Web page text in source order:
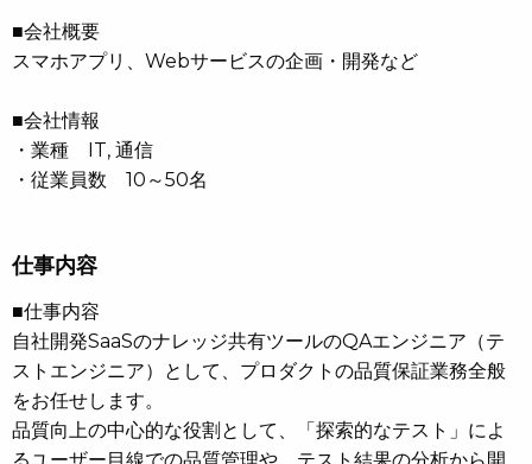
■会社概要
スマホアプリ、Webサービスの企画・開発など
■会社情報
・業種 IT, 通信
・従業員数 10～50名
仕事内容
■仕事内容
自社開発SaaSのナレッジ共有ツールのQAエンジニア（テ
ストエンジニア）として、プロダクトの品質保証業務全般
をお任せします。
品質向上の中心的な役割として、「探索的なテスト」によ